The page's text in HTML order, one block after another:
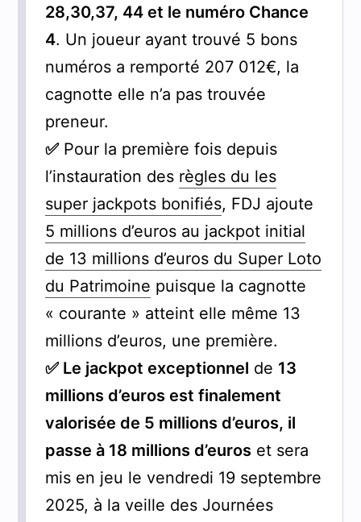
28,30,37, 44 et le numéro Chance
4. Un joueur ayant trouvé 5 bons
numéros a remporté 207 012€, la
cagnotte elle n’a pas trouvée
preneur.
✅Pour la première fois depuis
l’instauration des règles du les
super jackpots bonifiés, FDJ ajoute
5 millions d’euros au jackpot initial
de 13 millions d’euros du Super Loto
du Patrimoine puisque la cagnotte
« courante » atteint elle même 13
millions d’euros, une première.
✅ Le jackpot exceptionnel de 13
millions d’euros est finalement
valorisée de 5 millions d’euros, il
passe à 18 millions d’euroset sera
mis en jeu le vendredi 19 septembre
2025, à la veille des Journées